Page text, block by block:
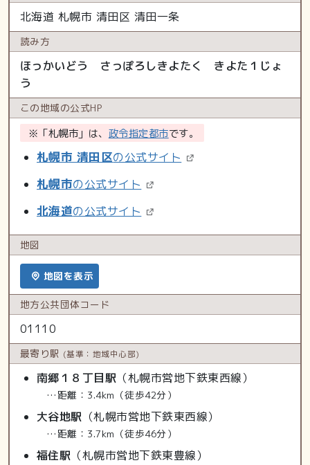
北海道 札幌市 清田区 清田一条
読み方
ほっかいどう さっぽろしきよたく きよた１じょ
う
この地域の公式HP
※「札幌市」は、 政令指定都市です。
札幌市 清田区の公式サイト
札幌市の公式サイト
北海道の公式サイト
地図
地図を表示
地方公共団体コード
01110
最寄り駅 (基準：地域中心部)
南郷１８丁目駅 （札幌市営地下鉄東西線）
…距離：3.4km（徒歩42分）
大谷地駅 （札幌市営地下鉄東西線）
…距離：3.7km（徒歩46分）
福住駅 （札幌市営地下鉄東豊線）